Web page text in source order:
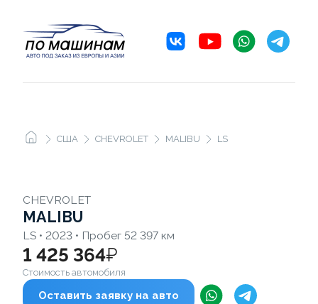
США CHEVROLET MALIBU LS
CHEVROLET
MALIBU
LS • 2023 • Пробег 52 397 км
1 425 364₽
Стоимость автомобиля
Оставить заявку на авто